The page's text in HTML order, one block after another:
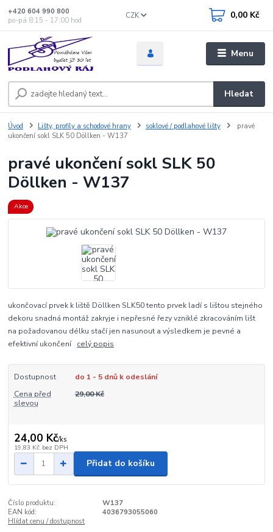
Menu
CZK
Hledat
+420 604 990 800
po-pá 8:15 - 17:00 hod
0,00 Kč
Úvod Lišty, profily a schodové hrany soklové / podlahové lišty
pravé
ukončení sokl SLK 50 Döllken - W137
pravé ukončení sokl SLK 50
Döllken - W137
Akce
ukončovací prvek k liště Döllken SLK50 tento prvek ladí s lištou stejného
dekoru snadná montáž zakryje i nepřesné řezy vzniklé zkracováním lišt
na požadovanou délku stačí jen nasunout a výsledkem je pevné a
efektivní ukončení celý popis
Dostupnost
do 1 - 5 dnů k odeslání
Cena před
slevou
29,00 Kč
24,00 Kč/ks
19,83 Kč bez DPH
Přidat do košíku
Číslo produktu:
W137
EAN kód:
4036793055060
Hlídat cenu / dostupnost